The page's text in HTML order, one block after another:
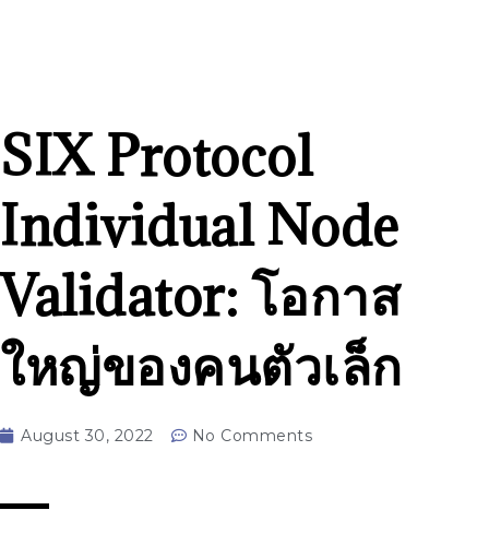
SIX Protocol
Individual Node
Validator: โอกาส
ใหญ่ของคนตัวเล็ก
August 30, 2022 No Comments